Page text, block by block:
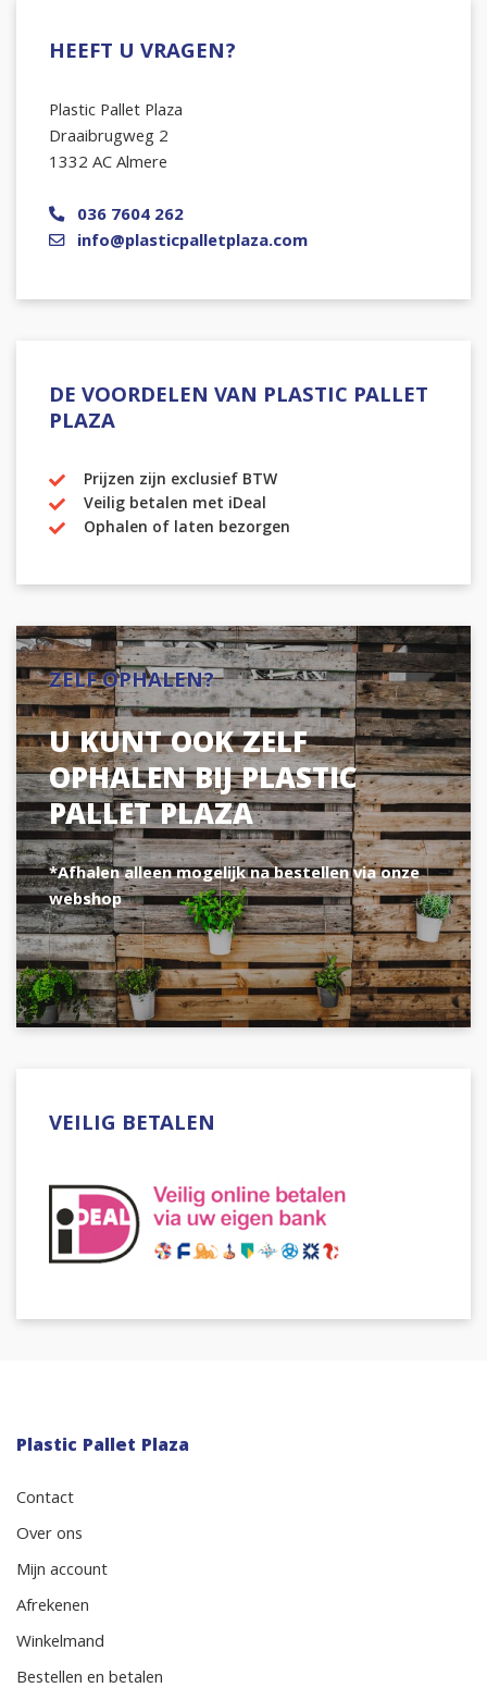
HEEFT U VRAGEN?
Plastic Pallet Plaza
Draaibrugweg 2
1332 AC Almere
036 7604 262
info@plasticpalletplaza.com
DE VOORDELEN VAN PLASTIC PALLET
PLAZA
Prijzen zijn exclusief BTW
Veilig betalen met iDeal
Ophalen of laten bezorgen
ZELF OPHALEN?
U KUNT OOK ZELF
OPHALEN BIJ PLASTIC
PALLET PLAZA
*Afhalen alleen mogelijk na bestellen via onze
webshop
VEILIG BETALEN
Plastic Pallet Plaza
Contact
Over ons
Mijn account
Afrekenen
Winkelmand
Bestellen en betalen